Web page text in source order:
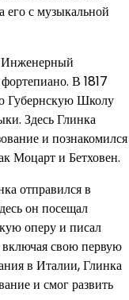
его с музыкальной
Инженерный
В 1817
Губернскую Школу
Здесь Глинка
и познакомился
Моцарт и Бетховен.
отправился в
он посещал
оперу и писал
свою первую
в Италии, Глинка
и смог развить